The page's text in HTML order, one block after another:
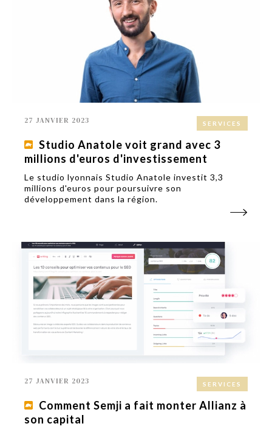
SERVICES
27 JANVIER 2023
Studio Anatole voit grand avec 3
millions d'euros d'investissement
Le studio lyonnais Studio Anatole investit 3,3
millions d'euros pour poursuivre son
développement dans la région.
SERVICES
27 JANVIER 2023
Comment Semji a fait monter Allianz à
son capital